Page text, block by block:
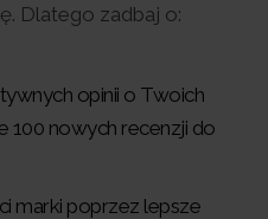
Dlatego zadbaj o:
opinii o Twoich
100 nowych recenzji do
marki poprzez lepsze